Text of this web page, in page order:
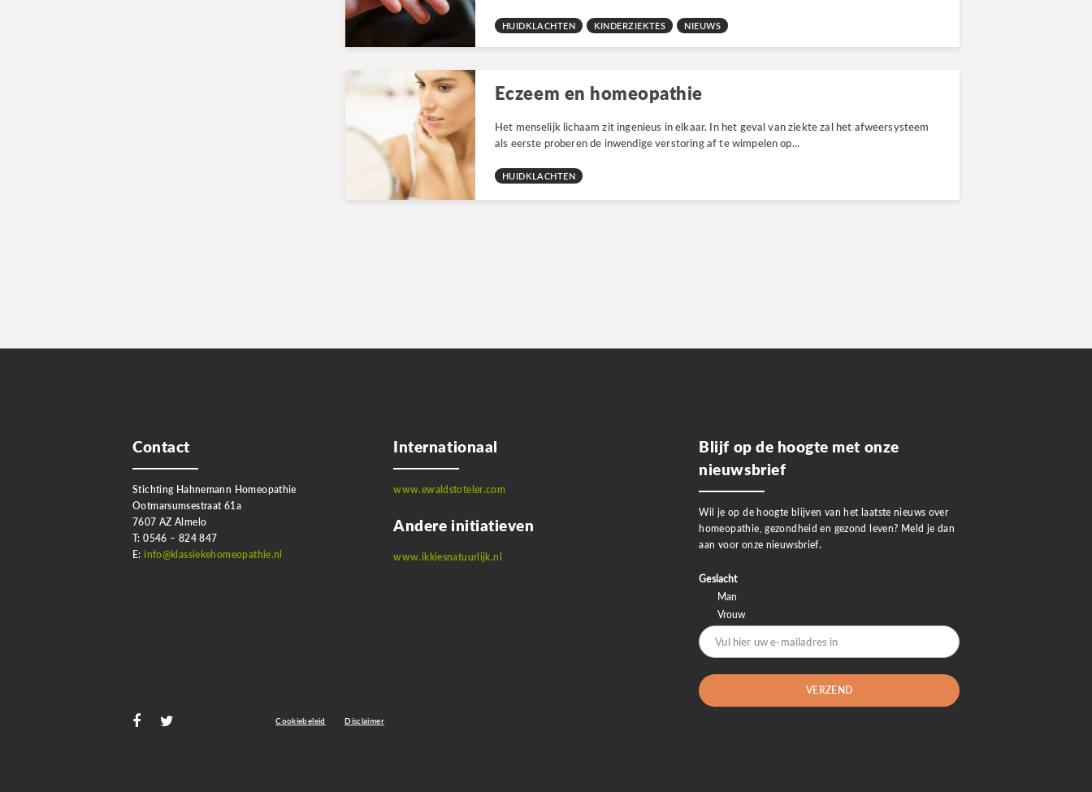
HUIDKLACHTEN KINDERZIEKTES NIEUWS
Eczeem en homeopathie
Het menselijk lichaam zit ingenieus in elkaar. In het geval van ziekte zal het afweersysteem
als eerste proberen de inwendige verstoring af te wimpelen op...
HUIDKLACHTEN
Contact
Stichting Hahnemann Homeopathie
Ootmarsumsestraat 61a
7607 AZ Almelo
T: 0546 – 824 847
E:info@klassiekehomeopathie.nl
Internationaal
www.ewaldstoteler.com
Andere initiatieven
www.ikkiesnatuurlijk.nl
Cookiebeleid Disclaimer
Blijf op de hoogte met onze
nieuwsbrief
Wil je op de hoogte blijven van het laatste nieuws over
homeopathie, gezondheid en gezond leven? Meld je dan
aan voor onze nieuwsbrief.
Geslacht
Man
Vrouw